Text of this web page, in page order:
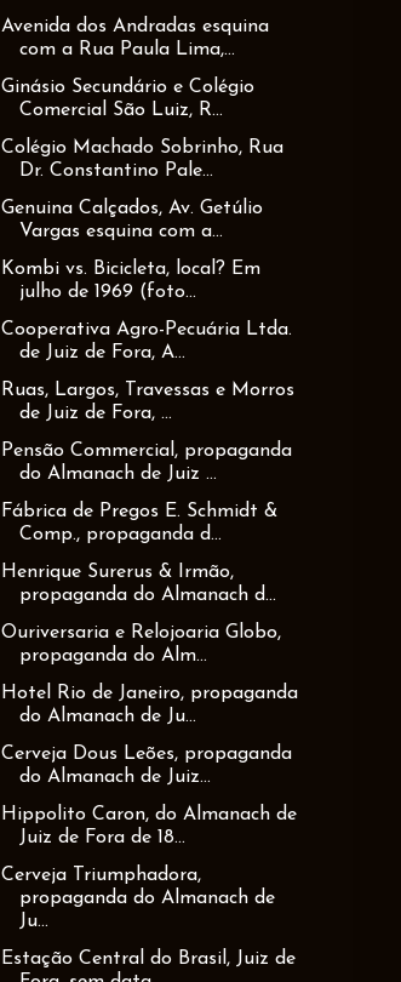
Avenida dos Andradas esquina
com a Rua Paula Lima,...
Ginásio Secundário e Colégio
Comercial São Luiz, R...
Colégio Machado Sobrinho, Rua
Dr. Constantino Pale...
Genuina Calçados, Av. Getúlio
Vargas esquina com a...
Kombi vs. Bicicleta, local? Em
julho de 1969 (foto...
Cooperativa Agro-Pecuária Ltda.
de Juiz de Fora, A...
Ruas, Largos, Travessas e Morros
de Juiz de Fora, ...
Pensão Commercial, propaganda
do Almanach de Juiz ...
Fábrica de Pregos E. Schmidt &
Comp., propaganda d...
Henrique Surerus & Irmão,
propaganda do Almanach d...
Ouriversaria e Relojoaria Globo,
propaganda do Alm...
Hotel Rio de Janeiro, propaganda
do Almanach de Ju...
Cerveja Dous Leões, propaganda
do Almanach de Juiz...
Hippolito Caron, do Almanach de
Juiz de Fora de 18...
Cerveja Triumphadora,
propaganda do Almanach de
Ju...
Estação Central do Brasil, Juiz de